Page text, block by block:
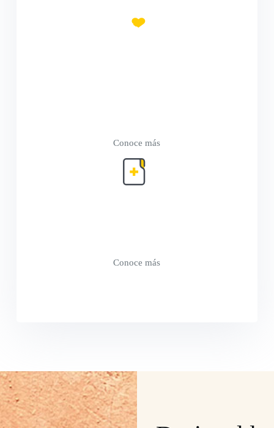
Conoce más
Conoce más